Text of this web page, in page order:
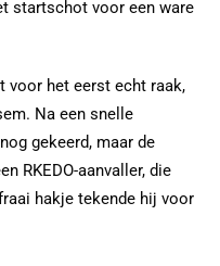
startschot voor een ware
voor het eerst echt raak,
Na een snelle
gekeerd, maar de
RKEDO-aanvaller, die
hakje tekende hij voor